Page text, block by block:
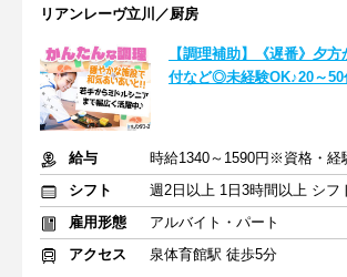
リアンレーヴ立川／厨房
【調理補助】《遅番》夕
付など◎未経験OK♪20～50
給与
シフト
雇用形態
アルバイト・パート
アクセス
泉体育館駅 徒歩5分